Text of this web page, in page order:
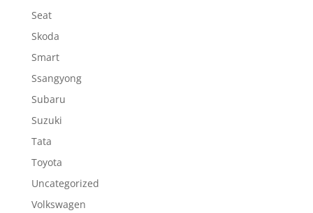
Seat
Skoda
Smart
Ssangyong
Subaru
Suzuki
Tata
Toyota
Uncategorized
Volkswagen